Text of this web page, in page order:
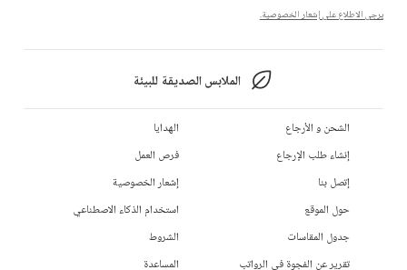
يرجى الاطلاع على إشعار الخصوصية.
الملابس الصديقة للبيئة
الشحن و الأرجاع
إنشاء طلب الإرجاع
إتصل بنا
حول الموقع
جدول المقاسات
تقرير عن الفجوة في الرواتب
الهدايا
فرص العمل
إشعار الخصوصية
استخدام الذكاء الاصطناعي
الشروط
المساعدة